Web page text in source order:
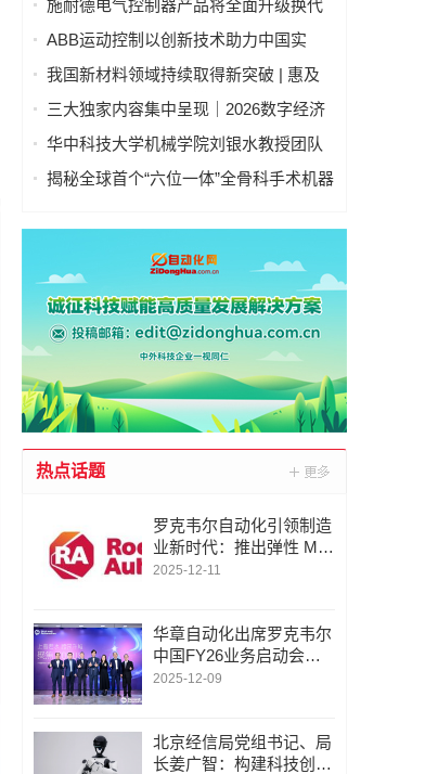
施耐德电气控制器产品将全面升级换代
ABB运动控制以创新技术助力中国实
现"双碳"目标
我国新材料领域持续取得新突破 | 惠及
高端制造、人工智能等一批关键产业
三大独家内容集中呈现｜2026数字经济
产业博览会构筑数字产业标杆
华中科技大学机械学院刘银水教授团队
牵头研发的“深海浸没式海水液压元件关
揭秘全球首个“六位一体”全骨科手术机器
热点话题
罗克韦尔自动化引领制造
业新时代：推出弹性 ME
S 产品组合，在基于云的
2025-12-11
华章自动化出席罗克韦尔
中国FY26业务启动会并
荣获“最佳分销中型业务
2025-12-09
北京经信局党组书记、局
长姜广智：构建科技创新